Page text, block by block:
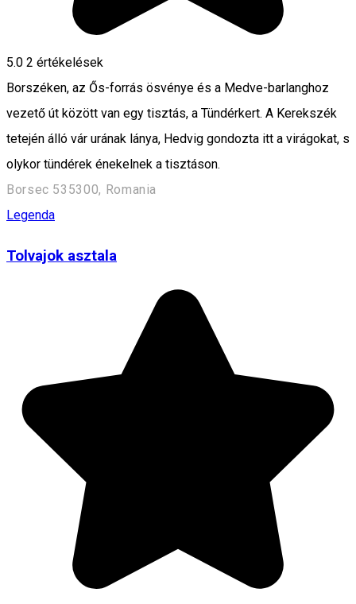
5.0 2 értékelések
Borszéken, az Ős-forrás ösvénye és a Medve-barlanghoz
vezető út között van egy tisztás, a Tündérkert. A Kerekszék
tetején álló vár urának lánya, Hedvig gondozta itt a virágokat, s
olykor tündérek énekelnek a tisztáson.
Borsec 535300, Romania
Legenda
Tolvajok asztala